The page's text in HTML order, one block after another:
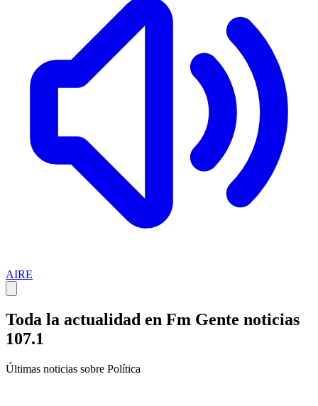
AIRE
Toda la actualidad en Fm Gente noticias
107.1
Últimas noticias sobre Política